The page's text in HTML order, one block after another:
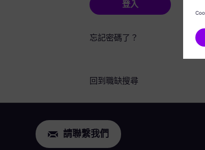
登入
忘記密碼了？
回到職缺搜尋
請聯繫我們